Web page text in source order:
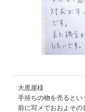
大黒屋様
手持ちの物を売ると
前に写メでおおよそ